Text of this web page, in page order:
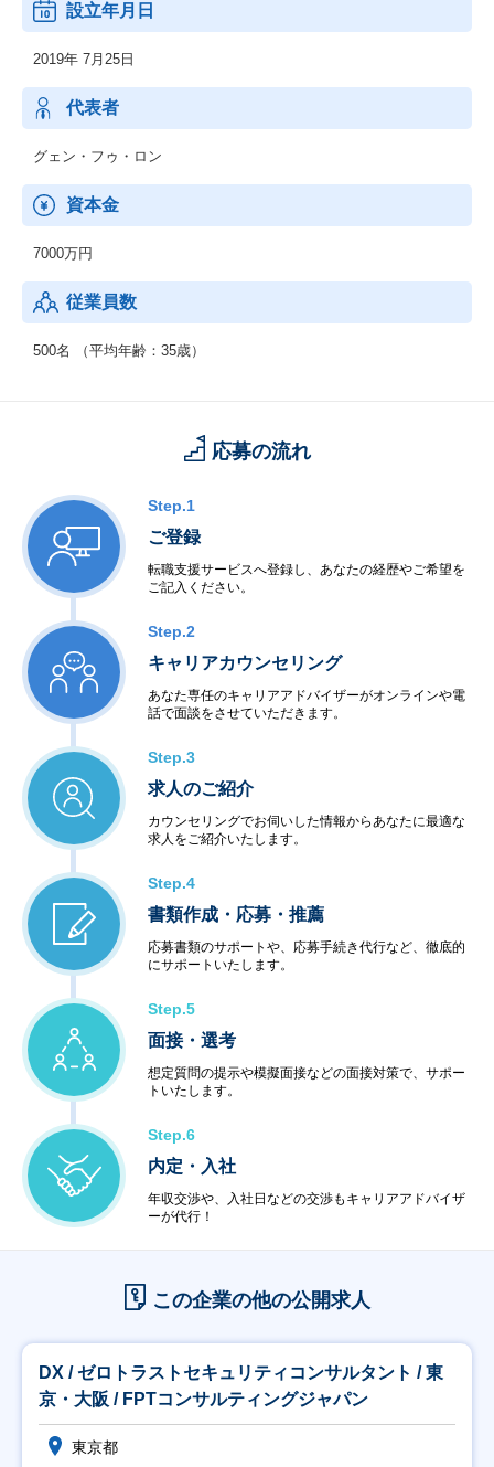
【ソリューション例】
・ERP/SAP
・DX
・Salesforce
・LCP(ローコードプログラム)
・BPO
・BPG(ビジネスプロデューサー)
・MS(マネージドサービス)
設立年月日
2019年 7月25日
代表者
グェン・フゥ・ロン
資本金
7000万円
従業員数
500名 （平均年齢：35歳）
応募の流れ
Step.1
ご登録
転職支援サービスへ登録し、あなたの経歴やご希望を
ご記入ください。
Step.2
キャリアカウンセリング
あなた専任のキャリアアドバイザーがオンラインや電
話で面談をさせていただきます。
Step.3
求人のご紹介
カウンセリングでお伺いした情報からあなたに最適な
求人をご紹介いたします。
Step.4
書類作成・応募・推薦
応募書類のサポートや、応募手続き代行など、徹底的
にサポートいたします。
Step.5
面接・選考
想定質問の提示や模擬面接などの面接対策で、サポー
トいたします。
Step.6
内定・入社
年収交渉や、入社日などの交渉もキャリアアドバイザ
ーが代行！
この企業の他の公開求人
DX / ゼロトラストセキュリティコンサルタント / 東
京・大阪 / FPTコンサルティングジャパン
東京都